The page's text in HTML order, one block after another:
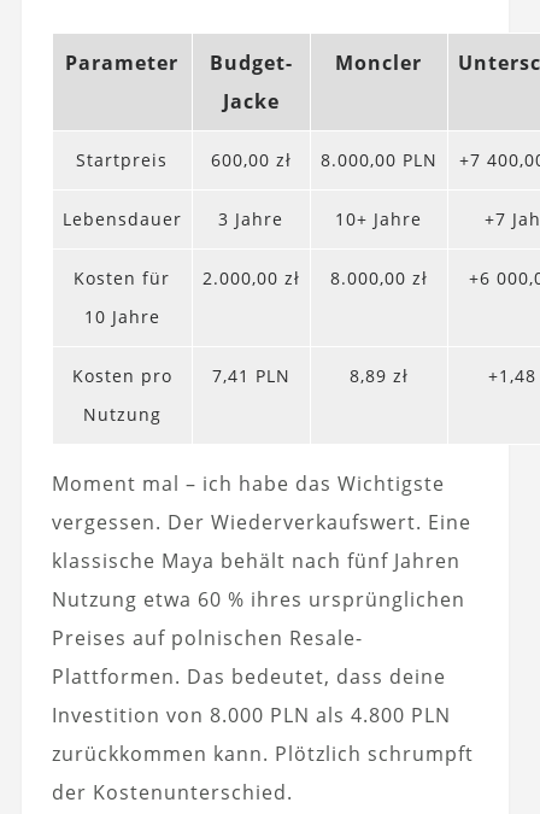
Parameter
Budget-
Jacke
Moncler
Startpreis 600,00 zł 8.000,00 PLN +7
Lebensdauer 3 Jahre 10+ Jahre +7
Kosten für
10 Jahre
2.000,00 zł 8.000,00 zł +6
Kosten pro
Nutzung
7,41 PLN 8,89 zł +1,48
Moment mal – ich habe das Wichtigste
vergessen. Der Wiederverkaufswert. Eine
klassische Maya behält nach fünf Jahren
Nutzung etwa 60 % ihres ursprünglichen
Preises auf polnischen Resale-
Plattformen. Das bedeutet, dass deine
Investition von 8.000 PLN als 4.800 PLN
zurückkommen kann. Plötzlich schrumpft
der Kostenunterschied.